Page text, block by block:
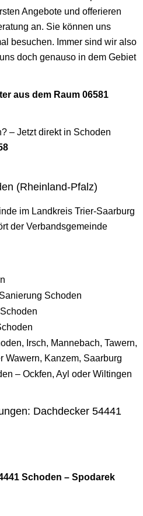
Angebote und offerieren
an. Sie können uns
besuchen. Immer sind wir also
doch genauso in dem Gebiet
aus dem Raum 06581
– Jetzt direkt in Schoden
(Rheinland-Pfalz)
im Landkreis Trier-Saarburg
der Verbandsgemeinde
Schoden
Irsch, Mannebach, Tawern,
Wawern, Kanzem, Saarburg
– Ockfen, Ayl oder Wiltingen
Dachdecker 54441
Schoden – Spodarek